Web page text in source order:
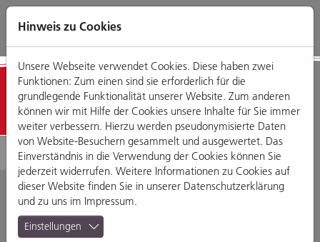
Direkt
zum
Zum
Hauptmenü
Zum
Footermenü
Zur
Website-
Detailansicht
Pommes Freunde
Hinweis zu Cookies
Unsere Webseite verwendet Cookies. Diese haben zwei
Funktionen: Zum einen sind sie erforderlich für die
grundlegende Funktionalität unserer Website. Zum anderen
können wir mit Hilfe der Cookies unsere Inhalte für Sie immer
weiter verbessern. Hierzu werden pseudonymisierte Daten
von Website-Besuchern gesammelt und ausgewertet. Das
Einverständnis in die Verwendung der Cookies können Sie
jederzeit widerrufen. Weitere Informationen zu Cookies auf
dieser Website finden Sie in unserer Datenschutzerklärung
und zu uns im Impressum.
Einstellungen